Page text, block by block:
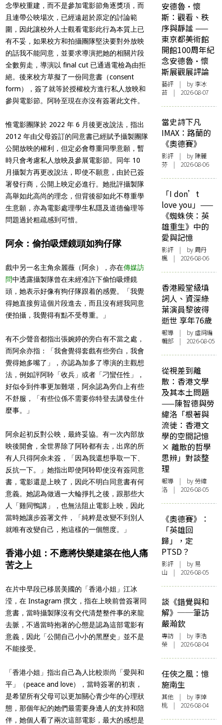
念學校重建，而不是參加電影節角逐獎項，而
且連帶公映場次，已經遠超於原定的討論範
圍，因此讓校外人士觀看電影此行為本質上已
有不妥，如果校方和拍攝團隊堅決要對外放映
的話我不能同意，並要求導演把她的相關片段
全數剪走，導演以 final cut 已通過電檢為由拒
絕。後來校方草擬了一份同意書（consent
form），簽了就等於授權校方進行私人放映和
參與電影節。阿聆至現在亦沒有簽署此文件。
惟電影團隊於 2022 年 6 月後更改說法，指出
2012 年由父母簽訂的同意書已經賦予攝製團隊
公開放映的權利，但定必會尊重同學意願，暫
時只會考慮私人放映及參展電影節。同年 10
月攝製方再更改說法，即使不願意，由於已簽
署發行商，公開上映定必進行。她批評攝製隊
高舉如此高尚的理念，但背後卻如此不尊重學
生意願，亦為電影處理學生私隱及道德倫理等
問題過於粗疏感到可惜。
阿佘：偷拍吸煙鏡頭如狗仔隊
戲中另一名主角佘麗薇（阿佘），亦在傳媒訪
問中透露攝製隊曾在未經准許下偷怕吸煙鏡
頭，她表示好像有狗仔隊跟着的感覺。「我覺
得她直接剪這個片段進去，而且沒有經我同意
便拍攝，我覺得有點不受尊重。」
有不少聲音都指出張婉婷的旁白有不當之處，
而阿佘亦指：「我會覺得套戲有些旁白，我會
覺得她多嘴了」，亦認為加多了導演的主觀想
法，例如評阿聆「收兵」或者「刁蠻任性」，
好似令到件事更加難堪，阿佘認為旁白上有些
不舒服，「有些位係不需要你特登去講發生什
麼事。」
阿佘起初反對公映，最終妥協。有一次內部放
映後開會，全世界除了阿聆都有去，出席的所
有人只得阿佘未簽，「因為我還想爭取一下、
反抗一下。」她指出即使阿聆即使沒有簽同意
書，電影還是上映了，因此不明白同意書有何
意義。她認為做過一大輪掙扎之後，跟那些大
人「雞同鴨講」，也無法阻止電影上映，因此
當時她讓步簽署文件，「純粹是改變不到別人
就唯有改變自己，抱這樣的一個態度。」
香港小姐：不應將快樂建築在他人痛
苦之上
在片中早段已移居美國的「香港小姐」江冰
滢，在 Instagram 撰文，指在上映前曾簽署同
意書，當時攝製隊沒有交代清楚整件事的來龍
去脈，不過當時抱著的心態是認為這部電影有
意義，因此「公開自己小小的黑歷史」並不是
不能接受。
「香港小姐」指出自己為人比較崇尚「愛與和
平」（peace and love），當時簽署的初衷，
是希望所有父母可以更加關心青少年的心理狀
態，那個年紀的她們最需要身邊人的支持和陪
伴，她個人看了兩次這部電影，最大的感想是
安德魯·懷
斯：觀看、秩
序與靜謐 ——
東京都美術館
開館100周年紀
念安德魯·懷
斯展觀展評論
藝評 | by 李冰
苔 | 2026-08-07
當史詩下凡
IMAX：路蘭的
《奧德賽》
影評 | by 陳麗
芬 | 2026-08-06
「I don’t
love you」——
《蜘蛛俠：英
雄重生》中的
愛與記憶
影評 | by周丹
楓 | 2026-08-06
香港殿堂級填
詞人、資深綠
葉演員黎彼得
逝世 享年76歲
報導 | by 虛詞編
輯部 | 2026-08-05
從視差到離
散：香港文學
及其本土問題
——陳智德與勞
緯洛「根著與
流徙：香港文
學的空間記憶
× 離散的哲學
思辨」對談整
理
報導 | by 勞緯
洛 | 2026-08-05
《奧德賽》：
「英雄回
歸」，定
PTSD？
影評 | by 易
山 | 2026-08-05
談《錯覺與和
解》──筆訪
嚴瀚欽
專訪 | by 李浩
榮 | 2026-08-04
任俠之風：憶
施南生
其他 | by 李焯
桃 | 2026-08-04